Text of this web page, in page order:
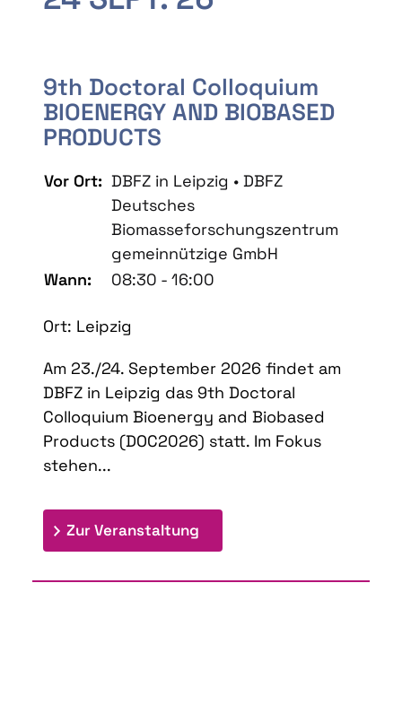
9th Doctoral Colloquium
BIOENERGY AND BIOBASED
PRODUCTS
Vor Ort: DBFZ in Leipzig • DBFZ
Deutsches
Biomasseforschungszentrum
gemeinnützige GmbH
Wann:
08:30 - 16:00
Ort: Leipzig
Am 23./24. September 2026 findet am
DBFZ in Leipzig das 9th Doctoral
Colloquium Bioenergy and Biobased
Products (DOC2026) statt. Im Fokus
stehen...
Zur Veranstaltung